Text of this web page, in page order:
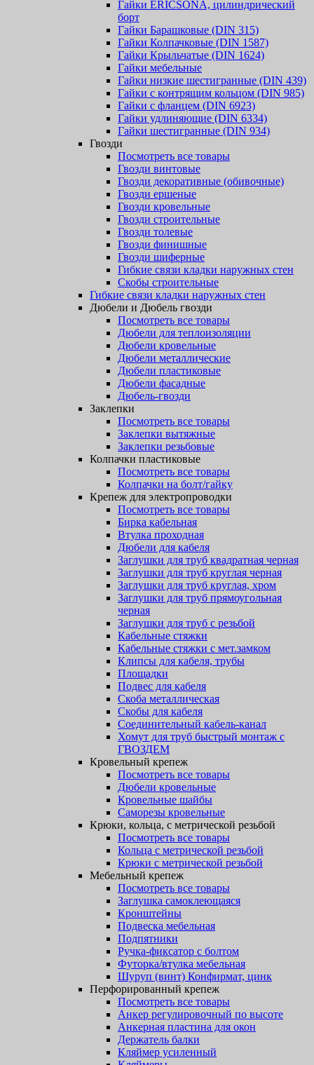
Гайки ERICSONA, цилиндрический
борт
Гайки Барашковые (DIN 315)
Гайки Колпачковые (DIN 1587)
Гайки Крыльчатые (DIN 1624)
Гайки мебельные
Гайки низкие шестигранные (DIN 439)
Гайки с контрящим кольцом (DIN 985)
Гайки с фланцем (DIN 6923)
Гайки удлиняющие (DIN 6334)
Гайки шестигранные (DIN 934)
Гвозди
Посмотреть все товары
Гвозди винтовые
Гвозди декоративные (обивочные)
Гвозди ершеные
Гвозди кровельные
Гвозди строительные
Гвозди толевые
Гвозди финишные
Гвозди шиферные
Гибкие связи кладки наружных стен
Скобы строительные
Гибкие связи кладки наружных стен
Дюбели и Дюбель гвозди
Посмотреть все товары
Дюбели для теплоизоляции
Дюбели кровельные
Дюбели металлические
Дюбели пластиковые
Дюбели фасадные
Дюбель-гвозди
Заклепки
Посмотреть все товары
Заклепки вытяжные
Заклепки резьбовые
Колпачки пластиковые
Посмотреть все товары
Колпачки на болт/гайку
Крепеж для электропроводки
Посмотреть все товары
Бирка кабельная
Втулка проходная
Дюбели для кабеля
Заглушки для труб квадратная черная
Заглушки для труб круглая черная
Заглушки для труб круглая, хром
Заглушки для труб прямоугольная
черная
Заглушки для труб с резьбой
Кабельные стяжки
Кабельные стяжки с мет.замком
Клипсы для кабеля, трубы
Площадки
Подвес для кабеля
Скоба металлическая
Скобы для кабеля
Соединительный кабель-канал
Хомут для труб быстрый монтаж с
ГВОЗДЕМ
Кровельный крепеж
Посмотреть все товары
Дюбели кровельные
Кровельные шайбы
Саморезы кровельные
Крюки, кольца, с метрической резьбой
Посмотреть все товары
Кольца с метрической резьбой
Крюки с метрической резьбой
Мебельный крепеж
Посмотреть все товары
Заглушка самоклеющаяся
Кронштейны
Подвеска мебельная
Подпятники
Ручка-фиксатор с болтом
Футорка/втулка мебельная
Шуруп (винт) Конфирмат, цинк
Перфорированный крепеж
Посмотреть все товары
Анкер регулировочный по высоте
Анкерная пластина для окон
Держатель балки
Кляймер усиленный